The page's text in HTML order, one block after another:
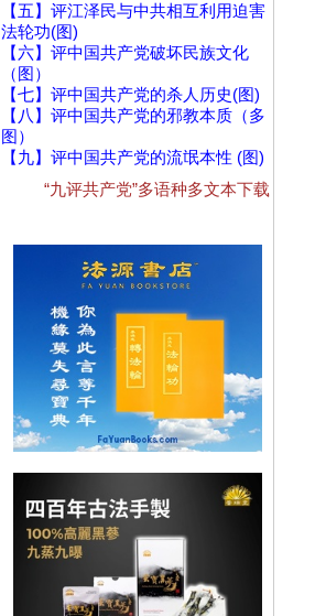
【五】评江泽民与中共相互利用迫害
法轮功(图)
【六】评中国共产党破坏民族文化
（图）
【七】评中国共产党的杀人历史(图)
【八】评中国共产党的邪教本质（多
图）
【九】评中国共产党的流氓本性 (图)
“九评共产党”多语种多文本下载